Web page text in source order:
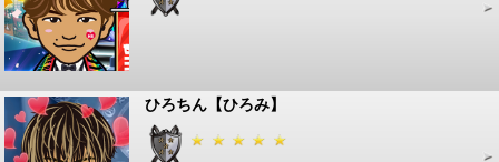
ひろちん【ひろみ】